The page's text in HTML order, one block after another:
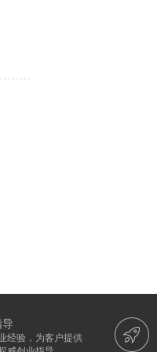
经验，为客户提供